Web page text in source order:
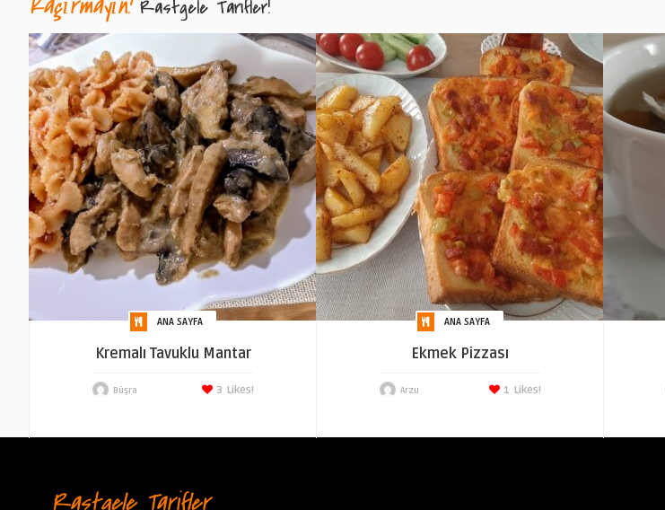
Rastgele Tarifler!
ANA SAYFA
Kremalı Tavuklu Mantar
Büşra Likes!
3
ANA SAYFA
Ekmek Pizzası
Arzu Likes!
1